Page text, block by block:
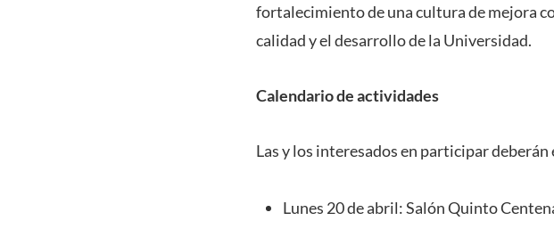
fortalecimiento de una cultura de mejora
calidad y el desarrollo de la Universidad.
Calendario de actividades
Las y los interesados en participar
Lunes 20 de abril: Salón Quinto